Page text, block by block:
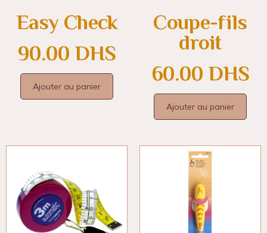
Easy Check
90.00 DHS
Ajouter au panier
Coupe-fils
droit
60.00 DHS
Ajouter au panier